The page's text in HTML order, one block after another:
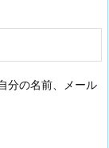
分の名前、メール